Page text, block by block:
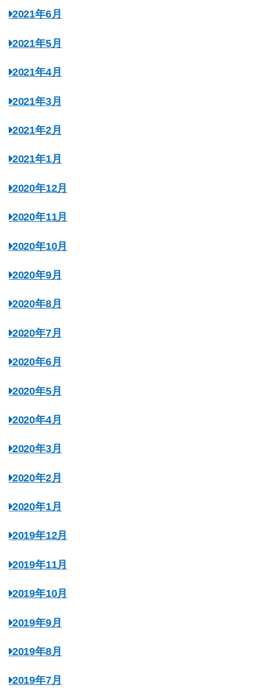
2021年6月
2021年5月
2021年4月
2021年3月
2021年2月
2021年1月
2020年12月
2020年11月
2020年10月
2020年9月
2020年8月
2020年7月
2020年6月
2020年5月
2020年4月
2020年3月
2020年2月
2020年1月
2019年12月
2019年11月
2019年10月
2019年9月
2019年8月
2019年7月